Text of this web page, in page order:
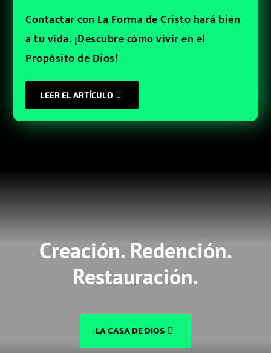
Contactar con La Forma de Cristo hará bien
a tu vida. ¡Descubre cómo vivir en el
Propósito de Dios!
LEER EL ARTÍCULO
Creación. Redención.
Restauración.
LA CASA DE DIOS